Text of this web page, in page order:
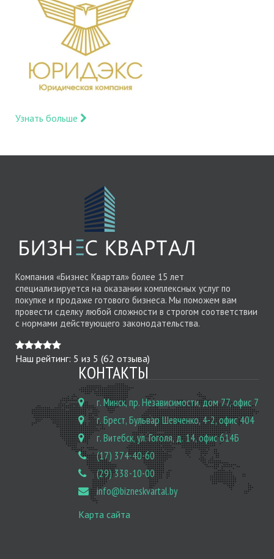
Узнать больше
Компания «Бизнес Квартал» более 15 лет
специализируется на оказании комплексных услуг по
покупке и продаже готового бизнеса. Мы поможем вам
провести сделку любой сложности в строгом соответствии
с нормами действующего законодательства.
Наш рейтинг: 5 из 5 (62 отзыва)
КОНТАКТЫ
г. Минск, пр. Независимости, дом 77, офис 7
г. Брест, Бульвар Шевченко, 4-2, офис 404
г. Витебск, ул. Гоголя, д. 14, офис 614Б
(17) 374-40-60
(29) 338-10-00
info@bizneskvartal.by
Карта сайта